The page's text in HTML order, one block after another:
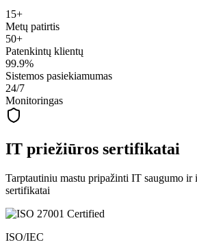
15+
Metų patirtis
50+
Patenkintų klientų
99.9%
Sistemos pasiekiamumas
24/7
Monitoringas
IT priežiūros sertifikatai
Tarptautiniu mastu pripažinti IT saugumo ir
sertifikatai
ISO/IEC